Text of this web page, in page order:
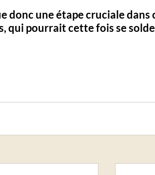
donc une étape cruciale dans
qui pourrait cette fois se